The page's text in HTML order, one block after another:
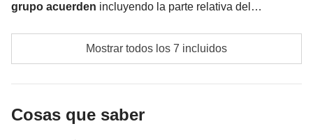
grupo acuerden incluyendo la parte relativa del
coordinador y rondará los250€. En base a las exigencias
del lugar, el importe podrá variar y podría ser necesario
incrementarlo, en cualquier caso se devolverá el restante
Transportes locales en Zanzíbar
han acordado realizar, junto con la parte
Mostrar todos los 7 incluidos
Cosas que saber